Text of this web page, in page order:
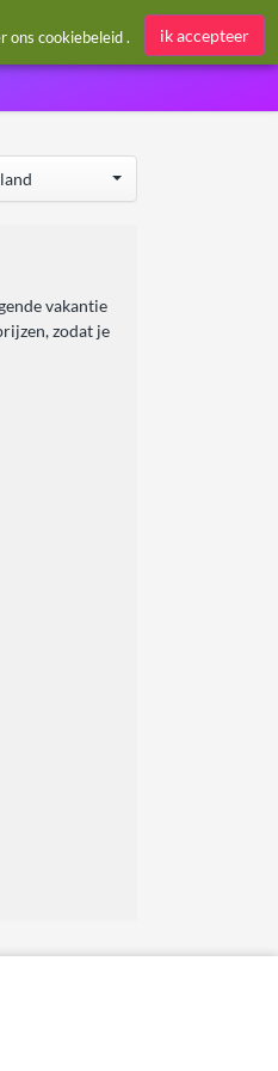
/ Register
vakantie
zodat je
ons cookiebeleid. ik accepteer